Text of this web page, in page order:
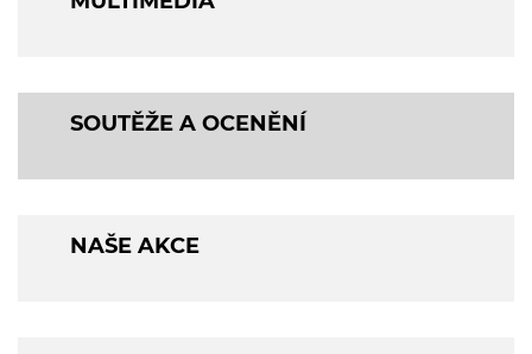
SOUTĚŽE A OCENĚNÍ
NAŠE AKCE